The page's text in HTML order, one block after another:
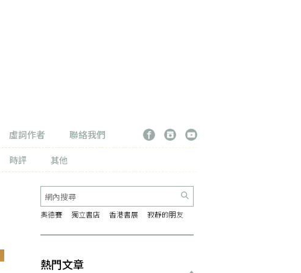
虛詞作者
聯絡我們
時評 其他
奧德賽 獨立書店 香港書展 寂靜的朋友
熱門文章